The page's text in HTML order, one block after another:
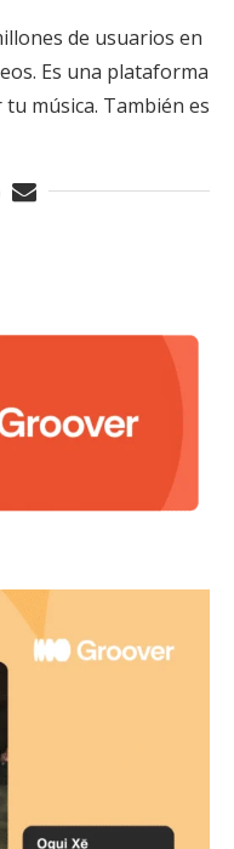
de usuarios en
Es una plataforma
música. También es